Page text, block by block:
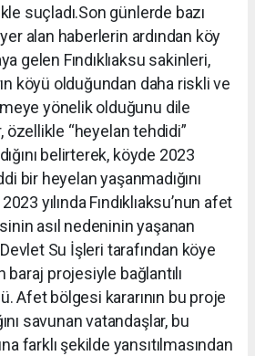
suçladı.Son günlerde bazı
alan haberlerin ardından köy
gelen Fındıklıaksu sakinleri,
köyü olduğundan daha riskli ve
yönelik olduğunu dile
özellikle “heyelan tehdidi”
belirterek, köyde 2023
bir heyelan yaşanmadığını
yılında Fındıklıaksu’nun afet
asıl nedeninin yaşanan
Su İşleri tarafından köye
baraj projesiyle bağlantılı
Afet bölgesi kararının bu proje
savunan vatandaşlar, bu
farklı şekilde yansıtılmasından